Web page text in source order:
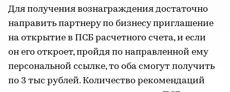
Для получения вознаграждения достаточно
направить партнеру по бизнесу приглашение
на открытие в ПСБ расчетного счета, и если
он его откроет, пройдя по направленной ему
персональной ссылке, то оба смогут получить
по 3 тыс рублей. Количество рекомендаций